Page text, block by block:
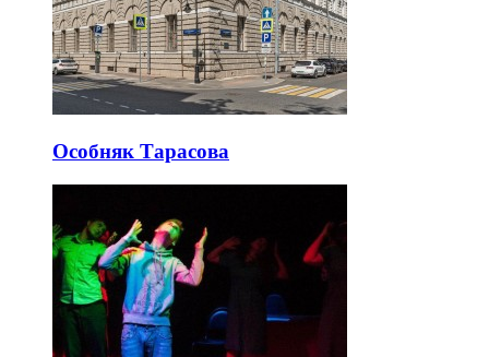
Особняк Тарасова